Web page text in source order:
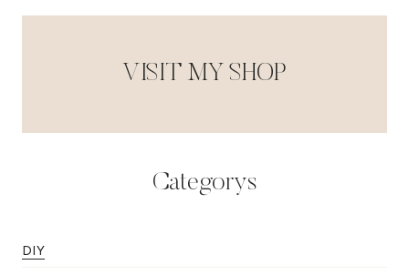
VISIT MY SHOP
Categorys
DIY